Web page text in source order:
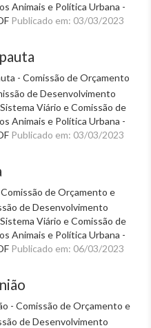
Animais e Política Urbana -
Publicado em: 03/03/2023
- Comissão de Orçamento
de Desenvolvimento
Viário e Comissão de
Animais e Política Urbana -
Publicado em: 03/03/2023
de Orçamento e
de Desenvolvimento
Viário e Comissão de
Animais e Política Urbana -
Publicado em: 06/03/2023
- Comissão de Orçamento e
de Desenvolvimento